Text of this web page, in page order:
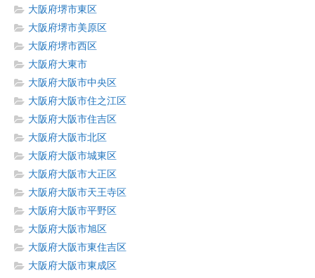
大阪府堺市東区
大阪府堺市美原区
大阪府堺市西区
大阪府大東市
大阪府大阪市中央区
大阪府大阪市住之江区
大阪府大阪市住吉区
大阪府大阪市北区
大阪府大阪市城東区
大阪府大阪市大正区
大阪府大阪市天王寺区
大阪府大阪市平野区
大阪府大阪市旭区
大阪府大阪市東住吉区
大阪府大阪市東成区